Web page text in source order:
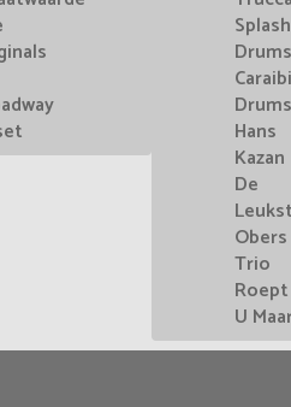
Drums
Hans
Kazan
De
Obers
Trio
Roept
U